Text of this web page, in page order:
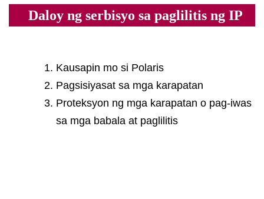
Daloy ng serbisyo sa paglilitis ng IP
Kausapin mo si Polaris
Pagsisiyasat sa mga karapatan
Proteksyon ng mga karapatan o pag-iwas
sa mga babala at paglilitis